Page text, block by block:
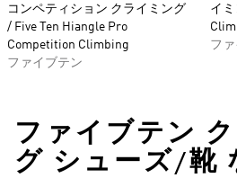
コンペティション クライミング
/ Five Ten Hiangle Pro
Competition Climbing
ファイブテン
イ
フ
ファイブテン
グ シューズ/靴